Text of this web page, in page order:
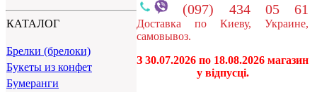
КАТАЛОГ
Брелки (брелоки)
Букеты из конфет
Бумеранги
(097) 434 05 61
Доставка по Киеву, Украине,
самовывоз.
З 30.07.2026 по 18.08.2026 магазин
у відпусці.